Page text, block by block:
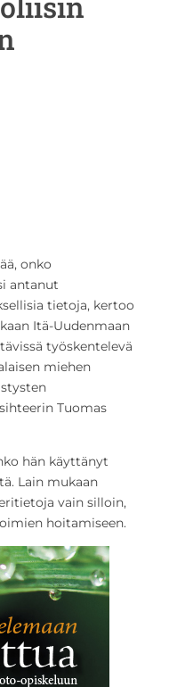
onko
antanut
tietoja, kertoo
Itä-Uudenmaan
työskentelevä
miehen
Tuomas
hän käyttänyt
Lain mukaan
vain silloin,
hoitamiseen.